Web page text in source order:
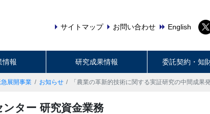
サイトマップ お問い合わせ English
情報 研究成果情報 委託契約・知
展開事業 お知らせ 「農業の革新的技術に関する実証研究の中間成果
ター 研究資金業務